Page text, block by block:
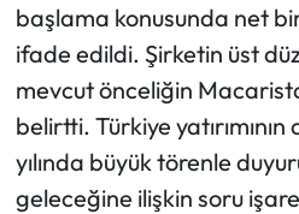
başlama konusunda net
ifade edildi. Şirketin üst
mevcut önceliğin
belirtti. Türkiye yatırımının
yılında büyük törenle
geleceğine ilişkin soru